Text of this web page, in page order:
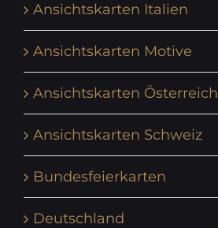
Ansichtskarten Italien
Ansichtskarten Motive
Ansichtskarten Österreich
Ansichtskarten Schweiz
Bundesfeierkarten
Deutschland